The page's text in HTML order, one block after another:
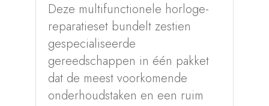
Deze multifunctionele horloge-
reparatieset bundelt zestien
gespecialiseerde
gereedschappen in één pakket
dat de meest voorkomende
onderhoudstaken en een ruim